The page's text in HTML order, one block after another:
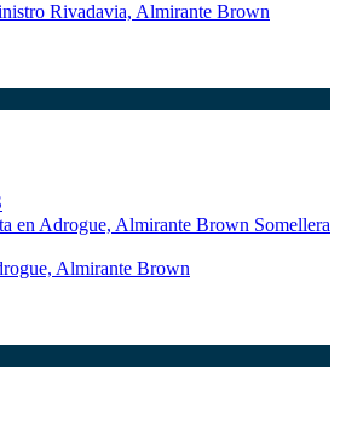
Rivadavia, Almirante Brown
Almirante Brown